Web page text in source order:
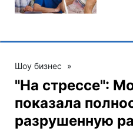
Шоу бизнес »
"На стрессе":
показала
разрушенную